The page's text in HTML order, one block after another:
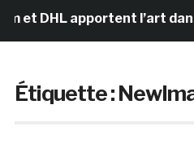
apportent l’art dans les
Étiquette :